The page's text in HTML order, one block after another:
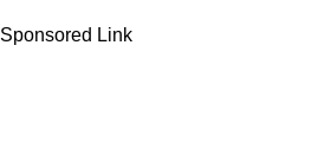
Sponsored Link